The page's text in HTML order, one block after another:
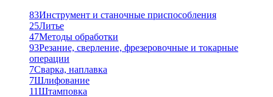
83Инструмент и станочные приспособления
25Литье
47Методы обработки
93Резание, сверление, фрезеровочные и токарные
операции
7Сварка, наплавка
7Шлифование
11Штамповка